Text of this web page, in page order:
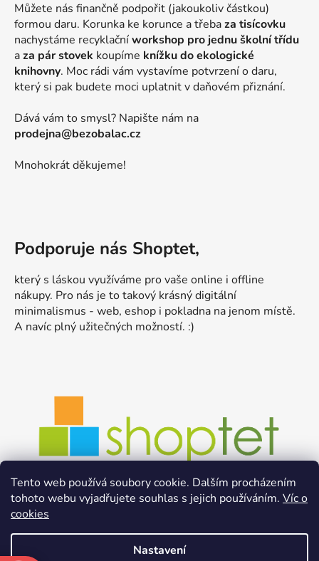
Tento web používá soubory cookie. Dalším procházením
tohoto webu vyjadřujete souhlas s jejich používáním. Víc o
cookies
Nastavení
Můžete nás finančně podpořit (jakoukoliv částkou)
formou daru. Korunka ke korunce a třebaza tisícovku
nachystáme recyklačníworkshop pro jednu školní třídu
aza pár stovek koupíme knížku do ekologické
knihovny. Moc rádi vám vystavíme potvrzení o daru,
který si pak budete moci uplatnit v daňovém přiznání.
Dává vám to smysl? Napište nám na
prodejna@bezobalac.cz
Mnohokrát děkujeme!
Podporuje nás Shoptet,
který s láskou využíváme pro vaše online i offline
nákupy. Pro nás je to takový krásný digitální
minimalismus - web, eshop i pokladna na jenom místě.
A navíc plný užitečných možností. :)